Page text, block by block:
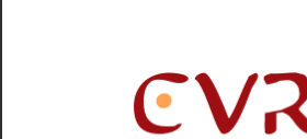
contenido